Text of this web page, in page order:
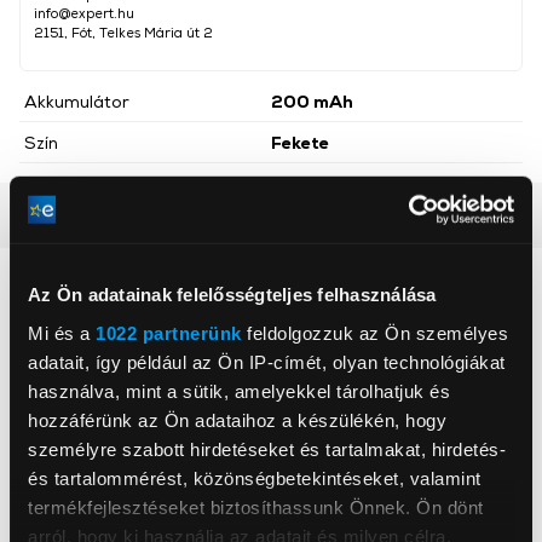
Az Ön adatainak felelősségteljes felhasználása
Mi és a 1022 partnerünk feldolgozzuk az Ön személyes
adatait, így például az Ön IP-címét, olyan technológiákat
használva, mint a sütik, amelyekkel tárolhatjuk és
hozzáférünk az Ön adataihoz a készülékén, hogy
személyre szabott hirdetéseket és tartalmakat, hirdetés-
és tartalommérést, közönségbetekintéseket, valamint
termékfejlesztéseket biztosíthassunk Önnek. Ön dönt
arról, hogy ki használja az adatait és milyen célra.
info@expert.hu
2151, Fót, Telkes Mária út 2
Akkumulátor
200 mAh
Szín
Fekete
Részletes ismertető
Neked ajánljuk